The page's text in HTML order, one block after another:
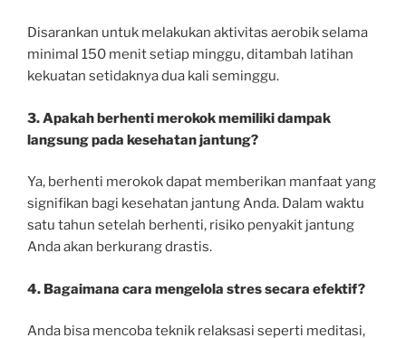
Disarankan untuk melakukan aktivitas aerobik selama
minimal 150 menit setiap minggu, ditambah latihan
kekuatan setidaknya dua kali seminggu.
3. Apakah berhenti merokok memiliki dampak
langsung pada kesehatan jantung?
Ya, berhenti merokok dapat memberikan manfaat yang
signifikan bagi kesehatan jantung Anda. Dalam waktu
satu tahun setelah berhenti, risiko penyakit jantung
Anda akan berkurang drastis.
4. Bagaimana cara mengelola stres secara efektif?
Anda bisa mencoba teknik relaksasi seperti meditasi,